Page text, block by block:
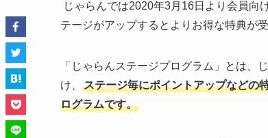
じゃらんでは2020年3月16日より会員向
テージがアップするとよりお得な特典が
「じゃらんステージプログラム」とは、
け、
ステージ毎にポイントアップなどの
ログラムです。